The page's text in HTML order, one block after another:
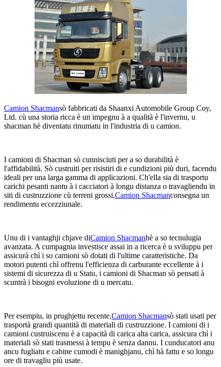
Camion Shacmansò fabbricati da Shaanxi Automobile Group Coy,
Ltd. cù una storia ricca è un impegnu à a qualità è l'invernu, u
shacman hè diventatu rinumatu in l'industria di u camion.
I camioni di Shacman sò cunnisciuti per a so durabilità è
l'affidabilità. Sò custruiti per risistiri di e cundizioni più duri, facendu
ideali per una larga gamma di applicazioni. Ch'ella sia di trasportu
carichi pesanti nantu à i cacciatori à longu distanza o travagliendu in
siti di custruzzione cù terreni grossi,Camion Shacmanconsegna un
rendimentu eccezziunale.
Unu di i vantaghji chjave diCamion Shacmanhè a so tecnulugia
avanzata. A cumpagnia investisce assai in a ricerca è u sviluppu per
assicurà chì i so camioni sò dotati di l'ultime caratteristiche. Da
motori putenti chì offrenu l'efficienza di carburante eccellente à i
sistemi di sicurezza di u Statu, i camioni di Shacman sò pensati à
scuntrà i bisogni evoluzione di u mercatu.
Per esempiu, in prughjettu recente,Camion Shacmansò stati usati per
trasportà grandi quantità di materiali di custruzzione. I camioni di i
camioni custruiscenu è a capacità di carica alta carica, assicura chì i
materiali sò stati trasmessi à tempu è senza dannu. I cunducatori anu
ancu fugliatu e cabine cumodi è manighjanu, chì hà fattu e so longu
ore di travagliu più usate.